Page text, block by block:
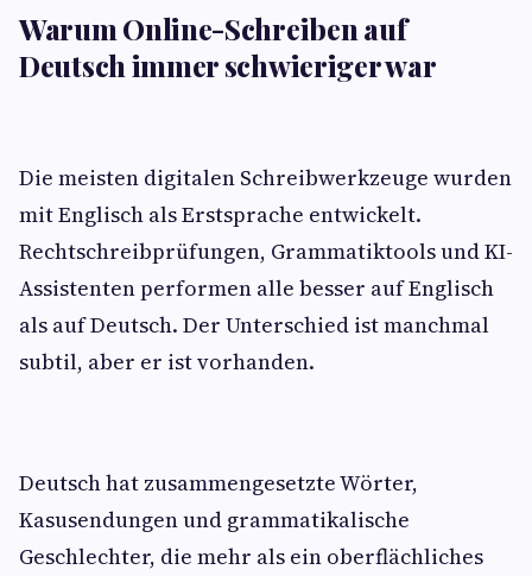
Warum Online-Schreiben auf
Deutsch immer schwieriger war
Die meisten digitalen Schreibwerkzeuge wurden
mit Englisch als Erstsprache entwickelt.
Rechtschreibprüfungen, Grammatiktools und KI-
Assistenten performen alle besser auf Englisch
als auf Deutsch. Der Unterschied ist manchmal
subtil, aber er ist vorhanden.
Deutsch hat zusammengesetzte Wörter,
Kasusendungen und grammatikalische
Geschlechter, die mehr als ein oberflächliches